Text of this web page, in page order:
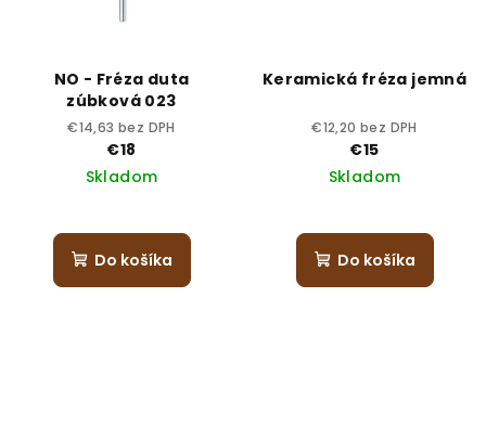
NO - Fréza duta
zúbková 023
€14,63 bez DPH
€18
Skladom
Do košíka
Keramická fréza jemná
€12,20 bez DPH
€15
Skladom
Do košíka